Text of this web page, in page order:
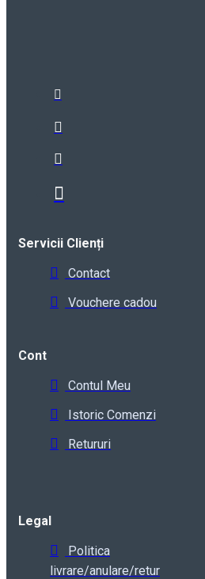
Servicii Clienți
Contact
Vouchere cadou
Cont
Contul Meu
Istoric Comenzi
Retururi
Legal
Politica
livrare/anulare/retur